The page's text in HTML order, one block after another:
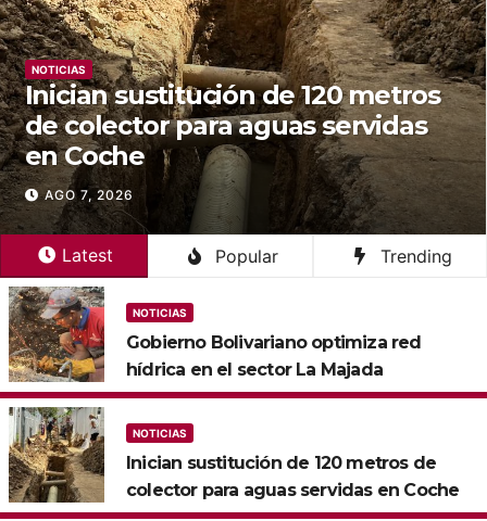
de 120 metros
para aguas servidas
NOTICIAS
Gobierno
alianza
de agua
AGO 7, 2026
Latest Popular Trending
NOTICIAS
Gobierno Bolivariano optimiza red
hídrica en el sector La Majada
NOTICIAS
Inician sustitución de 120 metros de
colector para aguas servidas en Coche